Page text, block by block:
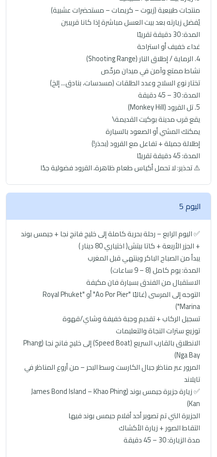
منتجات طبيعية (زيوت – كريمات – مستحضرات عشبية)
يُفضل زيارته بعد بيت العسل مباشرة إذا كانا قريبين
المدة: 30 دقيقة تقريبًا
غداء خفيف أو استراحة
4. الرماية / إطلاق النار (Shooting Range)
نشاط ممتع وآمن في ميدان مرخّص
تختار نوع السلاح وعدد الطلقات (مسدسات، بنادق... إلخ)
المدة: 30 – 45 دقيقة
5. تل القرود (Monkey Hill)
يقع قرب مدينة بوكيت القديمة\
يمكنك المشي أو الصعود بالسيارة
إطلالة جميلة + تفاعل مع القرود (بحذر!)
المدة: 45 دقيقة تقريبًا
⚠️ تحذير: لا تحمل أكياس طعام ظاهرة، القرود فضولية جدًا
اليوم 5
✅ اليوم الرابع – رحلة بحرية كاملة إلى خليج فانج نجا + جيمس بوند
+ الجزر الأربعة + كاتا بيتش( اختياري 80 دينار )
يبدأ من الصباح الباكر وينتهي قبل المغرب
المدة: يوم كامل (8 – 9 ساعات)
الاستقبال من الفندق بسيارة فان مكيفة
التوجه إلى المرسى (غالبًا "Ao Por Pier" أو "Royal Phuket
Marina")
تسجيل الركاب + تقديم وجبة خفيفة وشاي/قهوة
توزيع سترات النجاة والتعليمات
الانطلاق بالقارب السريع (Speed Boat) إلى خليج فانج نجا (Phang
Nga Bay)
المرور عبر مناظر جبال الكارست وسط البحر – من أروع المناظر في
تايلاند
✅ زيارة جزيرة جيمس بوند (James Bond Island – Khao Phing
Kan)
الجزيرة التي تم تصوير أحد أفلام جيمس بوند فيها
التقاط الصور + زيارة الأكشاك
مدة الزيارة: 30 – 45 دقيقة